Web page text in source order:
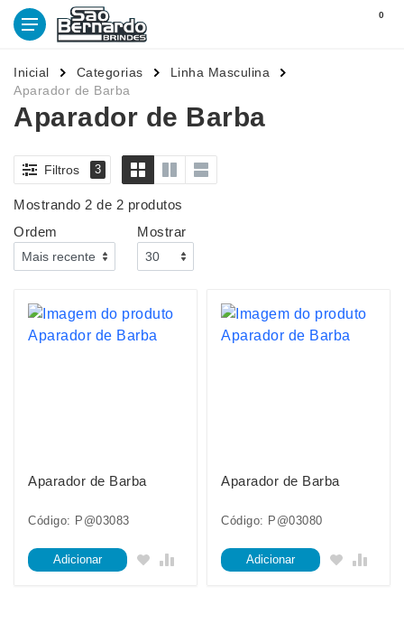
0
Inicial Categorias
Linha Masculina
Aparador de Barba
Aparador de Barba
Filtros 3
Mostrando 2 de 2 produtos
Ordem
Mostrar
Aparador de Barba
Código: P@03083
Adicionar
Aparador de Barba
Código: P@03080
Adicionar